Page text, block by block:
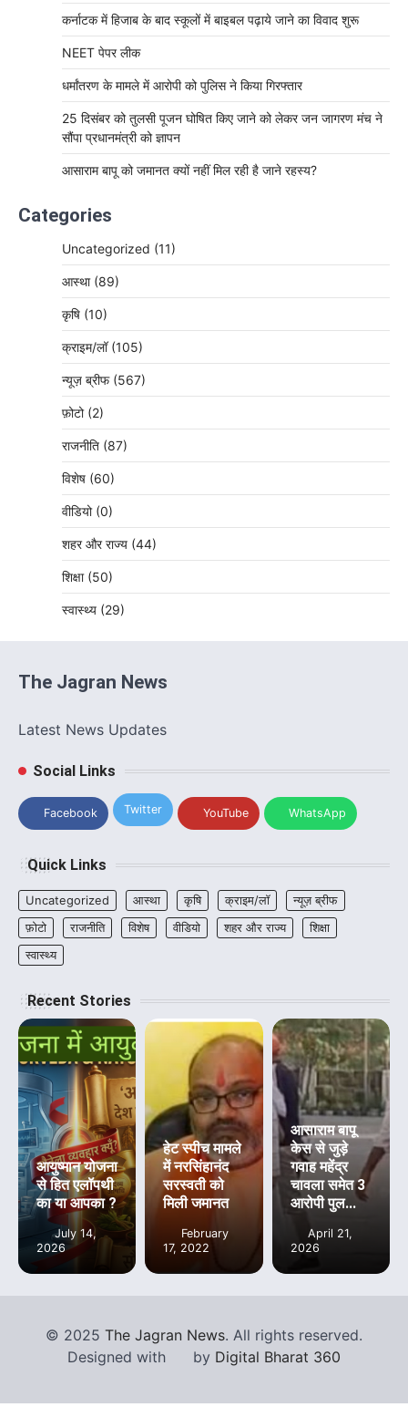
कर्नाटक में हिजाब के बाद स्कूलों में बाइबल पढ़ाये जाने का विवाद शुरू
NEET पेपर लीक
धर्मांतरण के मामले में आरोपी को पुलिस ने किया गिरफ्तार
25 दिसंबर को तुलसी पूजन घोषित किए जाने को लेकर जन जागरण मंच ने
सौंपा प्रधानमंत्री को ज्ञापन
आसाराम बापू को जमानत क्यों नहीं मिल रही है जाने रहस्य?
Categories
Uncategorized (11)
आस्था (89)
कृषि (10)
क्राइम/लॉ (105)
न्यूज़ ब्रीफ (567)
फ़ोटो (2)
राजनीति (87)
विशेष (60)
वीडियो (0)
शहर और राज्य (44)
शिक्षा (50)
स्वास्थ्य (29)
The Jagran News
Latest News Updates
Social Links
Facebook Twitter YouTube WhatsApp
Quick Links
Uncategorized आस्था कृषि क्राइम/लॉ
न्यूज़ ब्रीफ
फ़ोटो
राजनीति विशेष वीडियो शहर और राज्य
शिक्षा
स्वास्थ्य
Recent Stories
आयुष्मान योजना
से हित एलॉपथी
का या आपका ?
July 14,
2026
हेट स्पीच मामले
में नरसिंहानंद
सरस्वती को
मिली जमानत
February
17, 2022
आसाराम बापू
केस से जुड़े
गवाह महेंद्र
चावला समेत 3
आरोपी पुल...
April 21,
2026
© 2025 The Jagran News. All rights reserved.
Designed with
by Digital Bharat 360